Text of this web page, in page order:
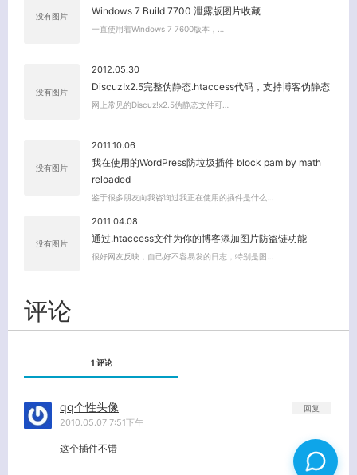
没有图片 Windows 7 Build 7700 泄露版图片收藏
一直使用着Windows 7 7600版本，…
没有图片
2012.05.30
Discuz!x2.5完整伪静态.htaccess代码，支持博客伪静态
网上常见的Discuz!x2.5伪静态文件可…
没有图片
2011.10.06
我在使用的WordPress防垃圾插件 block pam by math
reloaded
鉴于很多朋友向我咨询过我正在使用的插件是什么…
没有图片
2011.04.08
通过.htaccess文件为你的博客添加图片防盗链功能
很好网友反映，自己好不容易发的日志，特别是图…
评论
1 评论
qq个性头像
2010.05.07 7:51下午
这个插件不错
回复